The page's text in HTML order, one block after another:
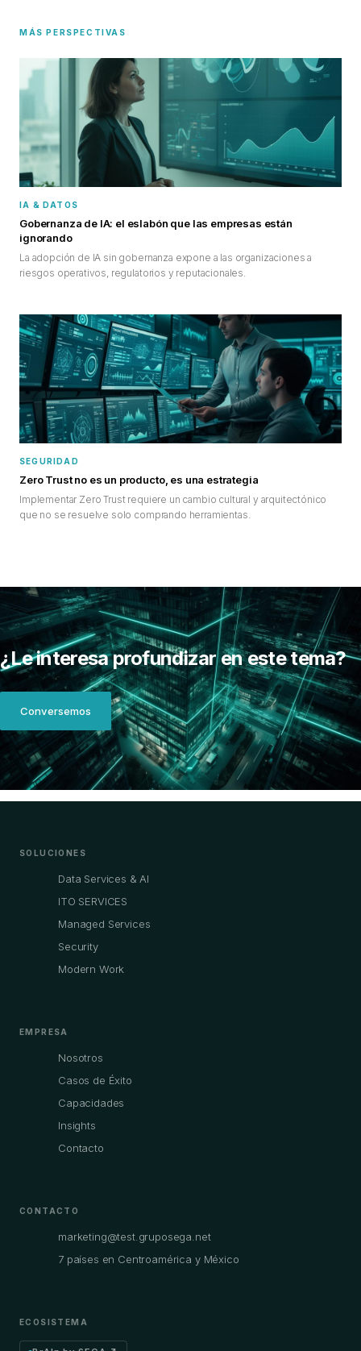
MÁS PERSPECTIVAS
IA & DATOS
Gobernanza de IA: el eslabón que las empresas están
ignorando
La adopción de IA sin gobernanza expone a las organizaciones a
riesgos operativos, regulatorios y reputacionales.
SEGURIDAD
Zero Trust no es un producto, es una estrategia
Implementar Zero Trust requiere un cambio cultural y arquitectónico
que no se resuelve solo comprando herramientas.
¿Le interesa profundizar en este tema?
Conversemos
SOLUCIONES
Data Services & AI
ITO SERVICES
Managed Services
Security
Modern Work
EMPRESA
Nosotros
Casos de Éxito
Capacidades
Insights
Contacto
CONTACTO
marketing@test.gruposega.net
7 países en Centroamérica y México
ECOSISTEMA